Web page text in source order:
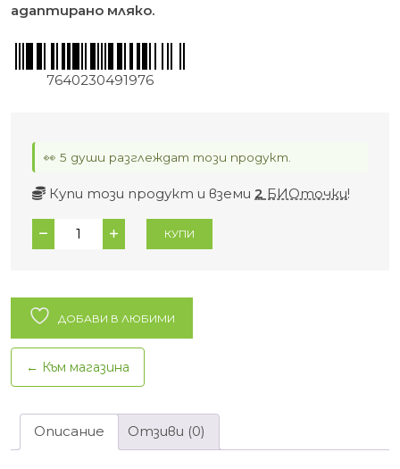
адаптирано мляко.
7640230491976
👀 5 души разглеждат този продукт.
Купи този продукт и вземи 2 БИОточки!
количество
за
безмлечна
каша
КУПИ
ДОБАВИ В ЛЮБИМИ
← Към магазина
Описание Отзиви (0)